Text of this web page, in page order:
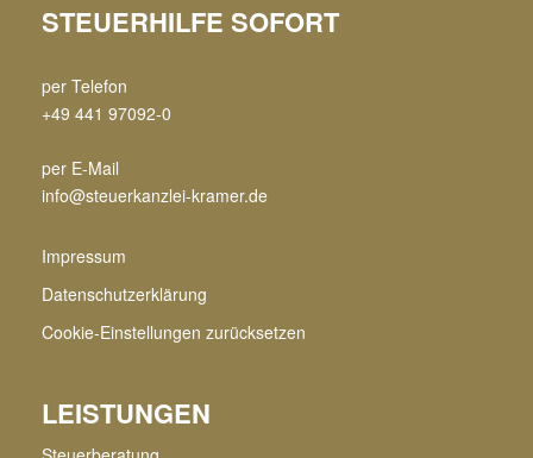
STEUERHILFE SOFORT
per Telefon
+49 441 97092-0
per E-Mail
info@steuerkanzlei-kramer.de
Impressum
Datenschutzerklärung
Cookie-Einstellungen zurücksetzen
LEISTUNGEN